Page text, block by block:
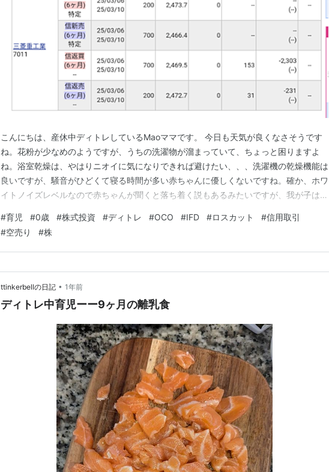
こんにちは、産休中ディトレしているMaoママです。 今日も天気が良くなさそうです
ね。花粉が少なめのようですが、うちの洗濯物が溜まっていて、ちょっと困りますよ
ね。浴室乾燥は、やはりニオイに気になりできれば避けたい、、、洗濯機の乾燥機能は
良いですが、騒音がひどくて寝る時間が多い赤ちゃんに優しくないですね。確か、ホワ
イトノイズレベルなので赤ちゃんが聞くと落ち着く説もあるみたいですが、我が子は少
トレの挑戦をしてみました。。。 結果は、お見事、マイナスでした。 トレンドは右肩
上がりなのに、どんどん空売りしてしまった😭😭 色々試…
#育児 #0歳 #株式投資 #ディトレ #OCO #IFD #ロスカット #信用取引
#空売り #株
ttinkerbellの日記 • 1年前
ディトレ中育児ーー9ヶ月の離乳食